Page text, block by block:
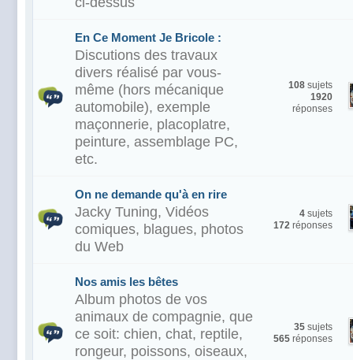
En Ce Moment Je Bricole :
Discutions des travaux
divers réalisé par vous-
même (hors mécanique
automobile), exemple
maçonnerie, placoplatre,
peinture, assemblage PC,
etc.
108 sujets
1920
réponses
On ne demande qu'à en rire
Jacky Tuning, Vidéos
comiques, blagues, photos
du Web
4 sujets
172 réponses
Nos amis les bêtes
Album photos de vos
animaux de compagnie, que
ce soit: chien, chat, reptile,
rongeur, poissons, oiseaux,
35 sujets
565 réponses